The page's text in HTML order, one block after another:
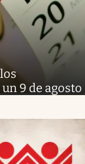
9 de agosto